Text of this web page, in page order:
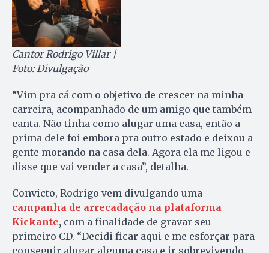
Cantor Rodrigo Villar |
Foto: Divulgação
“Vim pra cá com o objetivo de crescer na minha
carreira, acompanhado de um amigo que também
canta. Não tinha como alugar uma casa, então a
prima dele foi embora pra outro estado e deixou a
gente morando na casa dela. Agora ela me ligou e
disse que vai vender a casa”, detalha.
Convicto, Rodrigo vem divulgando uma
campanha de arrecadação na plataforma
Kickante, com a finalidade de gravar seu
primeiro CD. “Decidi ficar aqui e me esforçar para